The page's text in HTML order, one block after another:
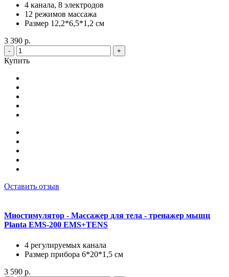
4 канала, 8 электродов
12 режимов массажа
Размер 12,2*6,5*1,2 см
3 390 р.
- +
Купить
Оставить отзыв
Миостимулятор - Массажер для тела - тренажер мышц
Planta EMS-200 EMS+TENS
4 регулируемых канала
Размер прибора 6*20*1,5 см
3 590 р.